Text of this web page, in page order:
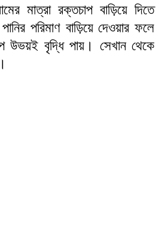
মাত্রা রক্তচাপ বাড়িয়ে দিতে
পরিমাণ বাড়িয়ে দেওয়ার ফলে
উভয়ই বৃদ্ধি পায়। সেখান থেকে